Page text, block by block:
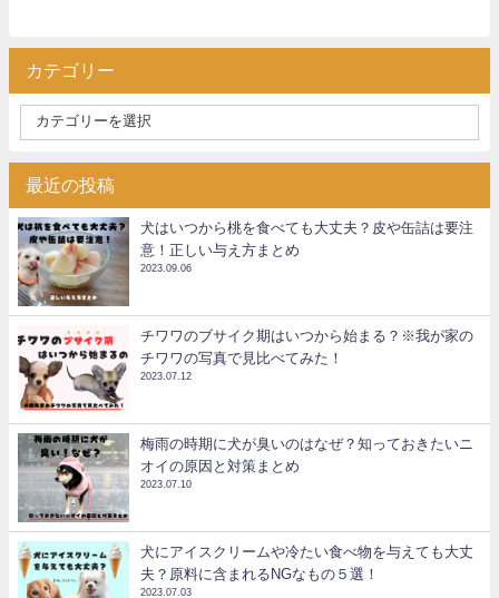
カテゴリー
最近の投稿
犬はいつから桃を食べても大丈夫？皮や缶詰は要注
意！正しい与え方まとめ
2023.09.06
チワワのブサイク期はいつから始まる？※我が家の
チワワの写真で見比べてみた！
2023.07.12
梅雨の時期に犬が臭いのはなぜ？知っておきたいニ
オイの原因と対策まとめ
2023.07.10
犬にアイスクリームや冷たい食べ物を与えても大丈
夫？原料に含まれるNGなもの５選！
2023.07.03